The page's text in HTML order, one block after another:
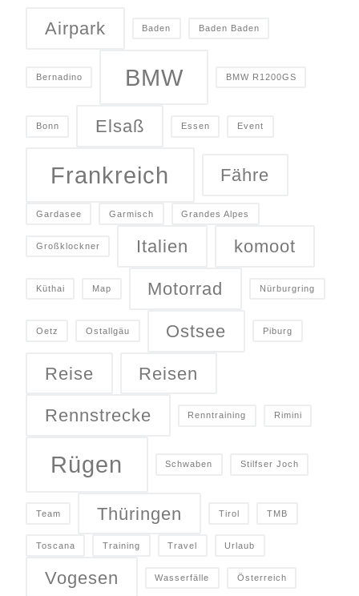
Airpark Baden Baden Baden
Bernadino BMW BMW R1200GS
Bonn Elsaß Essen Event
Frankreich Fähre
Gardasee Garmisch Grandes Alpes
Großklockner Italien komoot
Küthai Map Motorrad Nürburgring
Oetz Ostallgäu Ostsee Piburg
Reise Reisen
Rennstrecke Renntraining Rimini
Rügen Schwaben Stilfser Joch
Team Thüringen Tirol TMB
Toscana Training Travel Urlaub
Vogesen Wasserfälle Österreich